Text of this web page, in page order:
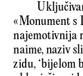
«Monument s
najemotivnija
naime, naziv
zidu, ‘bijelom